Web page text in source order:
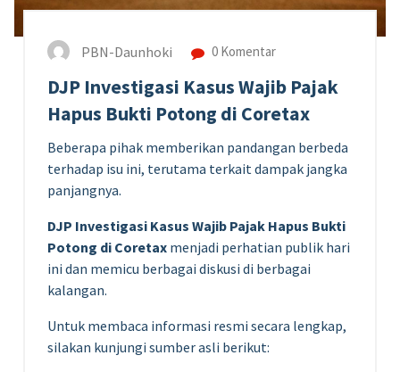
PBN-Daunhoki 0 Komentar
DJP Investigasi Kasus Wajib Pajak
Hapus Bukti Potong di Coretax
Beberapa pihak memberikan pandangan berbeda
terhadap isu ini, terutama terkait dampak jangka
panjangnya.
DJP Investigasi Kasus Wajib Pajak Hapus Bukti
Potong di Coretax menjadi perhatian publik hari
ini dan memicu berbagai diskusi di berbagai
kalangan.
Untuk membaca informasi resmi secara lengkap,
silakan kunjungi sumber asli berikut: